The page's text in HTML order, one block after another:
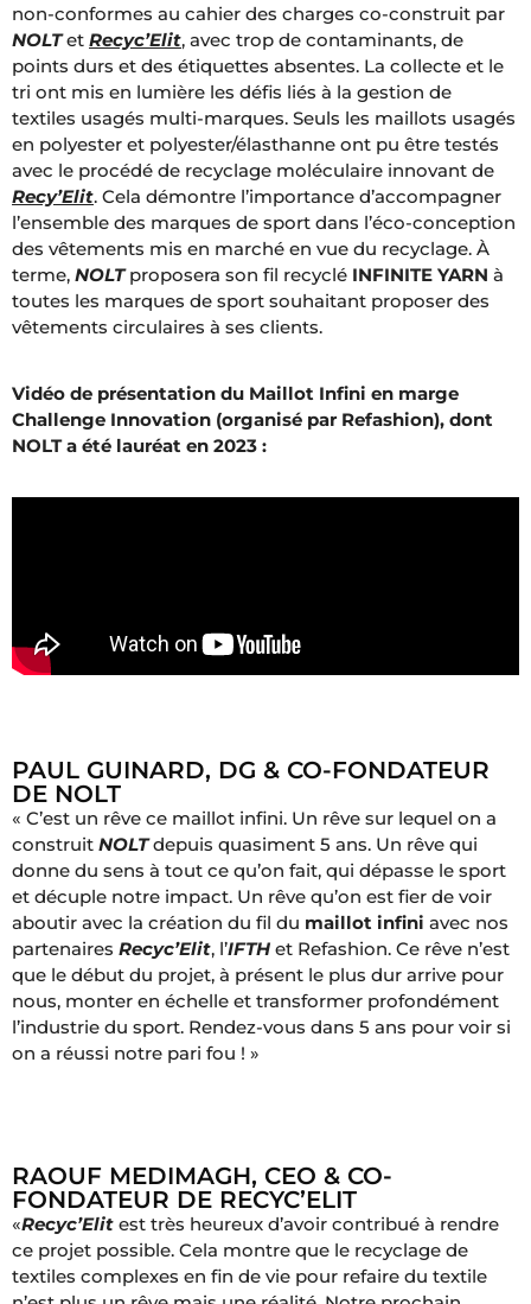
non-conformes au cahier des charges co-construit par
NOLTet Recyc’Elit, avec trop de contaminants, de
points durs et des étiquettes absentes. La collecte et le
tri ont mis en lumière les défis liés à la gestion de
textiles usagés multi-marques. Seuls les maillots usagés
en polyester et polyester/élasthanne ont pu être testés
avec le procédé de recyclage moléculaire innovant de
Recy’Elit. Cela démontre l’importance d’accompagner
l’ensemble des marques de sport dans l’éco-conception
des vêtements mis en marché en vue du recyclage. À
terme, NOLTproposera son fil recyclé INFINITE YARN à
toutes les marques de sport souhaitant proposer des
vêtements circulaires à ses clients.
Vidéo de présentation du Maillot Infini en marge
Challenge Innovation (organisé par Refashion), dont
NOLT a été lauréat en 2023 :
PAUL GUINARD, DG & CO-FONDATEUR
DE NOLT
« C’est un rêve ce maillot infini. Un rêve sur lequel on a
construit NOLTdepuis quasiment 5 ans. Un rêve qui
donne du sens à tout ce qu’on fait, qui dépasse le sport
et décuple notre impact. Un rêve qu’on est fier de voir
aboutir avec la création du fil du maillot infini avec nos
partenaires Recyc’Elit, l’IFTH et Refashion. Ce rêve n’est
que le début du projet, à présent le plus dur arrive pour
nous, monter en échelle et transformer profondément
l’industrie du sport. Rendez-vous dans 5 ans pour voir si
on a réussi notre pari fou ! »
RAOUF MEDIMAGH, CEO & CO-
FONDATEUR DE RECYC’ELIT
«Recyc’Elit est très heureux d’avoir contribué à rendre
ce projet possible. Cela montre que le recyclage de
textiles complexes en fin de vie pour refaire du textile